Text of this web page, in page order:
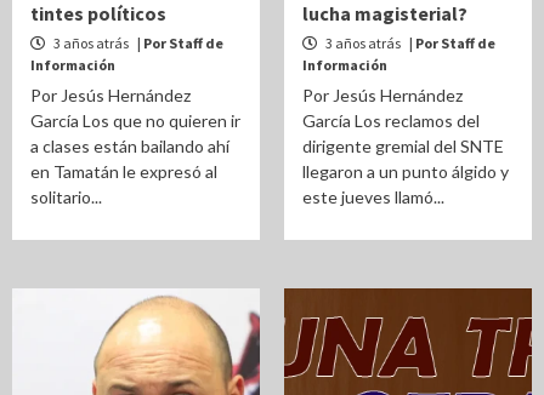
tintes políticos
3 años atrás | Por Staff de
Información
Por Jesús Hernández
García Los que no quieren ir
a clases están bailando ahí
en Tamatán le expresó al
solitario...
lucha magisterial?
3 años atrás | Por Staff de
Información
Por Jesús Hernández
García Los reclamos del
dirigente gremial del SNTE
llegaron a un punto álgido y
este jueves llamó...